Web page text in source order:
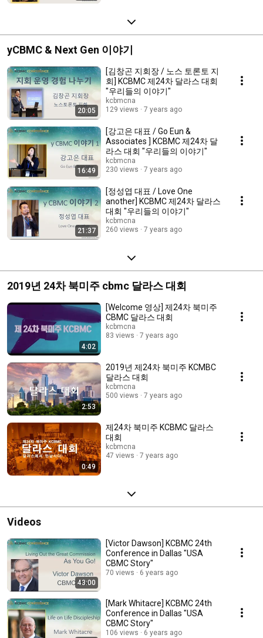
yCBMC & Next Gen 이야기
20:05
[김창곤 지회장 / 노스 토론토 지
회] KCBMC 제24차 달라스 대회
"우리들의 이야기"
kcbmcna
129 views
7 years ago
16:49
[강고은 대표 / Go Eun &
Associates ] KCBMC 제24차 달
라스 대회 "우리들의 이야기"
kcbmcna
230 views
7 years ago
21:37
[정성엽 대표 / Love One
another] KCBMC 제24차 달라스
대회 "우리들의 이야기"
kcbmcna
260 views
7 years ago
2019년 24차 북미주 cbmc 달라스 대회
4:02
[Welcome 영상] 제24차 북미주
CBMC 달라스 대회
kcbmcna
83 views
7 years ago
2:53
2019년 제24차 북미주 KCMBC
달라스 대회
kcbmcna
500 views
7 years ago
0:49
제24차 북미주 KCBMC 달라스
대회
kcbmcna
47 views
7 years ago
Videos
43:00
[Victor Dawson] KCBMC 24th
Conference in Dallas "USA
CBMC Story"
70 views 6 years ago
[Mark Whitacre] KCBMC 24th
Conference in Dallas "USA
CBMC Story"
106 views 6 years ago